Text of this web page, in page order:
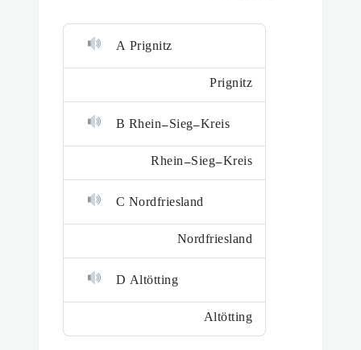
A Prignitz
Prignitz
B Rhein-Sieg-Kreis
Rhein-Sieg-Kreis
C Nordfriesland
Nordfriesland
D Altötting
Altötting